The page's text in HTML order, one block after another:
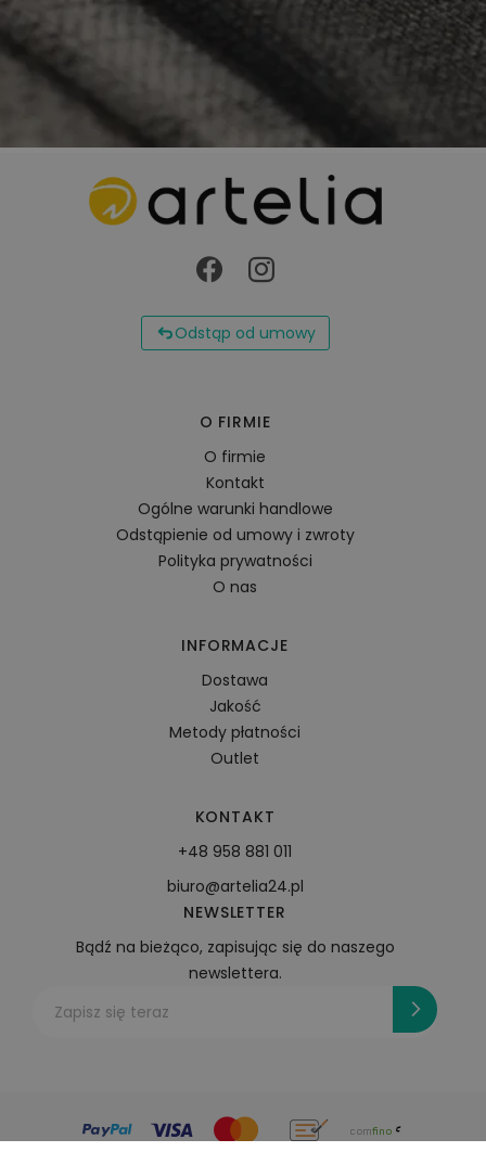
Odstąp od umowy
O FIRMIE
O firmie
Kontakt
Ogólne warunki handlowe
Odstąpienie od umowy i zwroty
Polityka prywatności
O nas
INFORMACJE
Dostawa
Jakość
Metody płatności
Outlet
KONTAKT
+48 958 881 011
biuro@artelia24.pl
NEWSLETTER
Bądź na bieżąco, zapisując się do naszego
newslettera.
Zapisz się teraz